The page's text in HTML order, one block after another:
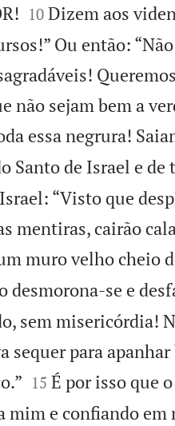

10 Dizem aos
Ou então:
não sejam bem a
essa negrura!
Santo de Israel e de
“Visto que
mentiras, cairão
muro velho cheio
desmorona-se e
sem misericórdia!
sequer para

15 É por isso que
mim e confiando em